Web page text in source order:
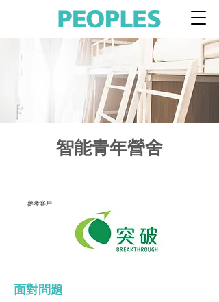
智能青年營舍
參考客戶
面對問題